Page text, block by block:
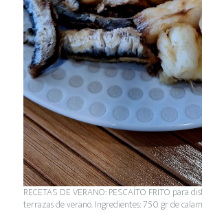
RECETAS DE VERANO: PESCAÍTO FRITO para
terrazas de verano. Ingredientes: 750 gr de